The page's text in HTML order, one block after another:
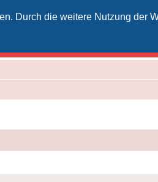
Durch die weitere Nutzung der